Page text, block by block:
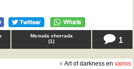
Menuda chorrada
(1) 1
♀ Art of darkness en varios